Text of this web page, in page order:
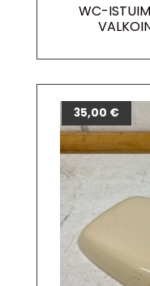
WC-
35,00 €